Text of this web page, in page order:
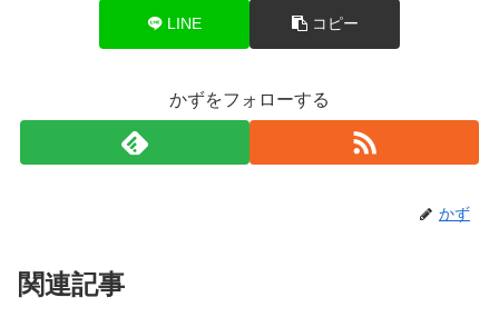
LINE コピー
かずをフォローする
かず
関連記事